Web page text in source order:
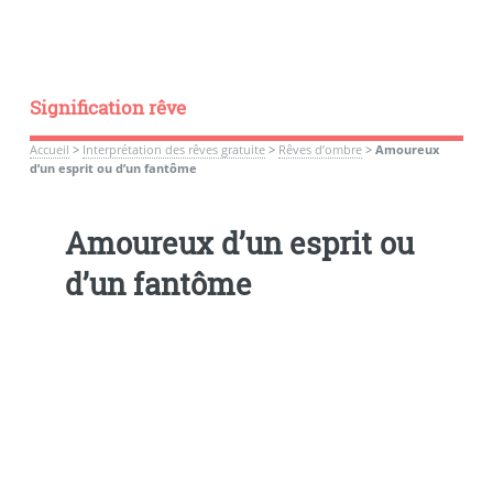
Signification rêve
Accueil > Interprétation des rêves gratuite> Rêves d’ombre> Amoureux
d’un esprit ou d’un fantôme
Amoureux d’un esprit ou
d’un fantôme